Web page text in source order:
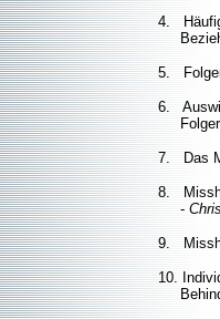
4.
5.
6.
7. Das
8.
-
9.
10.